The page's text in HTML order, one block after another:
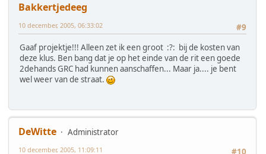
Bakkertjedeeg
#9
10 december, 2005, 06:33:02
Gaaf projektje!!! Alleen zet ik een groot :?: bij de kosten van
deze klus. Ben bang dat je op het einde van de rit een goede
2dehands GRC had kunnen aanschaffen... Maar ja.... je bent
wel weer van de straat.
DeWitte
Administrator
#10
10 december, 2005, 11:09:11